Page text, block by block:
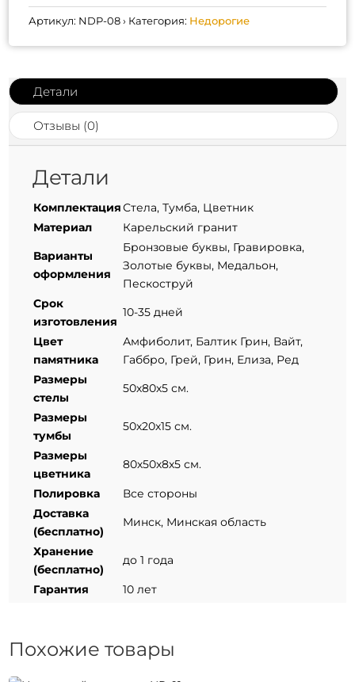
Артикул: NDP-08 Категория: Недорогие
Детали
Отзывы (0)
Детали
КомплектацияСтела, Тумба, Цветник
Материал
Карельский гранит
Варианты
оформления
Бронзовые буквы, Гравировка,
Золотые буквы, Медальон,
Пескоструй
Срок
изготовления
10-35 дней
Цвет
памятника
Амфиболит, Балтик Грин, Вайт,
Габбро, Грей, Грин, Елиза, Ред
Размеры
стелы
50х80х5 см.
Размеры
тумбы
50х20х15 см.
Размеры
цветника
80х50х8х5 см.
Полировка
Все стороны
Доставка
(бесплатно)
Минск, Минская область
Хранение
(бесплатно)
до 1 года
Гарантия 10 лет
Похожие товары